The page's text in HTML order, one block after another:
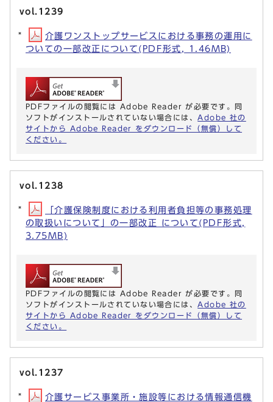
vol.1239
介護ワンストップサービスにおける事務の運用に
ついての一部改正について(PDF形式, 1.46MB)
PDFファイルの閲覧には Adobe Reader が必要です。同
ソフトがインストールされていない場合には、 Adobe 社の
サイトから Adobe Reader をダウンロード（無償）して
ください。
vol.1238
「介護保険制度における利用者負担等の事務処理
の取扱いについて」の一部改正 について(PDF形式,
3.75MB)
PDFファイルの閲覧には Adobe Reader が必要です。同
ソフトがインストールされていない場合には、 Adobe 社の
サイトから Adobe Reader をダウンロード（無償）して
ください。
vol.1237
介護サービス事業所・施設等における情報通信機